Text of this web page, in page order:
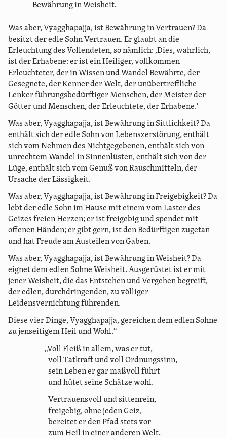
Bewährung in Weisheit.
Was aber, Vyagghapajja, ist Bewährung in Vertrauen? Da
besitzt der edle Sohn Vertrauen. Er glaubt an die
Erleuchtung des Vollendeten, so nämlich: ‚Dies, wahrlich,
ist der Erhabene: er ist ein Heiliger, vollkommen
Erleuchteter, der in Wissen und Wandel Bewährte, der
Gesegnete, der Kenner der Welt, der unübertreffliche
Lenker führungsbedürftiger Menschen, der Meister der
Götter und Menschen, der Erleuchtete, der Erhabene.‘
Was aber, Vyagghapajja, ist Bewährung in Sittlichkeit? Da
enthält sich der edle Sohn von Lebenszerstörung, enthält
sich vom Nehmen des Nichtgegebenen, enthält sich von
unrechtem Wandel in Sinnenlüsten, enthält sich von der
Lüge, enthält sich vom Genuß von Rauschmitteln, der
Ursache der Lässigkeit.
Was aber, Vyagghapajja, ist Bewährung in Freigebigkeit? Da
lebt der edle Sohn im Hause mit einem vom Laster des
Geizes freien Herzen; er ist freigebig und spendet mit
offenen Händen; er gibt gern, ist den Bedürftigen zugetan
und hat Freude am Austeilen von Gaben.
Was aber, Vyagghapajja, ist Bewährung in Weisheit? Da
eignet dem edlen Sohne Weisheit. Ausgerüstet ist er mit
jener Weisheit, die das Entstehen und Vergehen begreift,
der edlen, durchdringenden, zu völliger
Leidensvernichtung führenden.
Diese vier Dinge, Vyagghapajja, gereichen dem edlen Sohne
zu jenseitigem Heil und Wohl.“
„Voll Fleiß in allem, was er tut,
voll Tatkraft und voll Ordnungssinn,
sein Leben er gar maßvoll führt
und hütet seine Schätze wohl.
Vertrauensvoll und sittenrein,
freigebig, ohne jeden Geiz,
bereitet er den Pfad stets vor
zum Heil in einer anderen Welt.